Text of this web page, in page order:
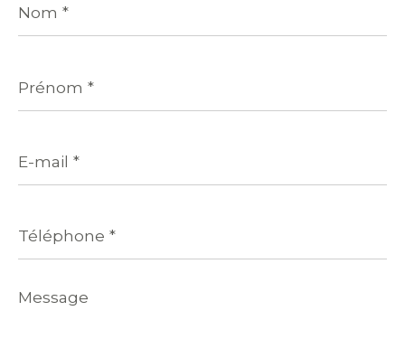
*
*
mail
*
*
Message
*